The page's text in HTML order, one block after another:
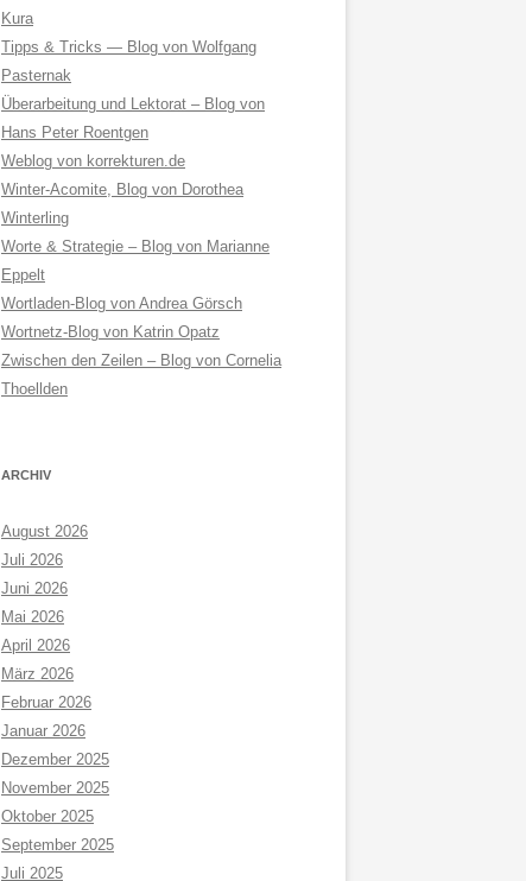
Kura
Tipps & Tricks — Blog von Wolfgang
Pasternak
Überarbeitung und Lektorat – Blog von
Hans Peter Roentgen
Weblog von korrekturen.de
Winter-Acomite, Blog von Dorothea
Winterling
Worte & Strategie – Blog von Marianne
Eppelt
Wortladen-Blog von Andrea Görsch
Wortnetz-Blog von Katrin Opatz
Zwischen den Zeilen – Blog von Cornelia
Thoellden
ARCHIV
August 2026
Juli 2026
Juni 2026
Mai 2026
April 2026
März 2026
Februar 2026
Januar 2026
Dezember 2025
November 2025
Oktober 2025
September 2025
Juli 2025